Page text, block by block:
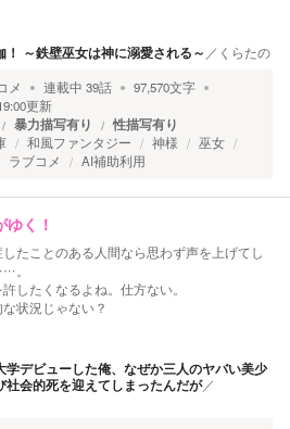
！ ～鉄壁巫女は神に溺愛される～ ／ くらたの
メ 連載中 39話 97,570文字
更新
暴力描写有り 性描写有り
和風ファンタジー 神様
巫女
ラブコメ AI補助利用
く！
たことのある人間なら思わず声を上げてし
。
したくなるよね。仕方ない。
状況じゃない？
学デビューした俺、なぜか三人のヤバい美少
社会的死を迎えてしまったんだが／